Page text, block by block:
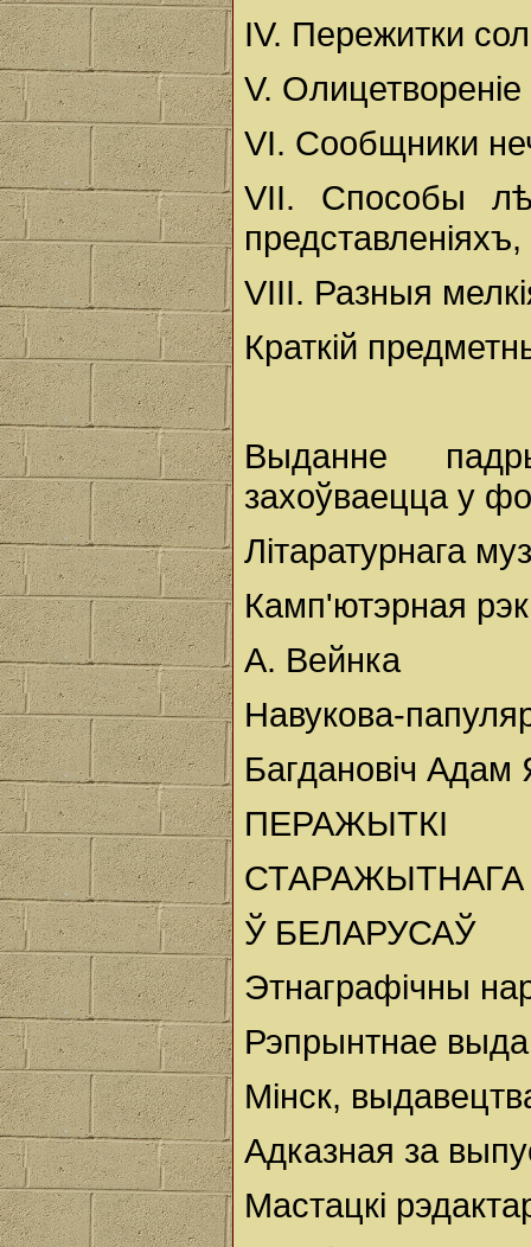
IV. Пережитки
V. Олицетворенiе
VI. Сообщники
VII. Способы
VIII. Разныя
Краткiй
Выданне
захоўваецца у
Літаратурнага
Камп'ютэрная
А. Вейнка
Навукова-
Багдановіч Адам
ПЕРАЖЫТКІ
СТАРАЖЫТНАГА
Ў БЕЛАРУСАЎ
Этнаграфічны
Рэпрынтнае
Mінск,
Адказная за
Мастацкi